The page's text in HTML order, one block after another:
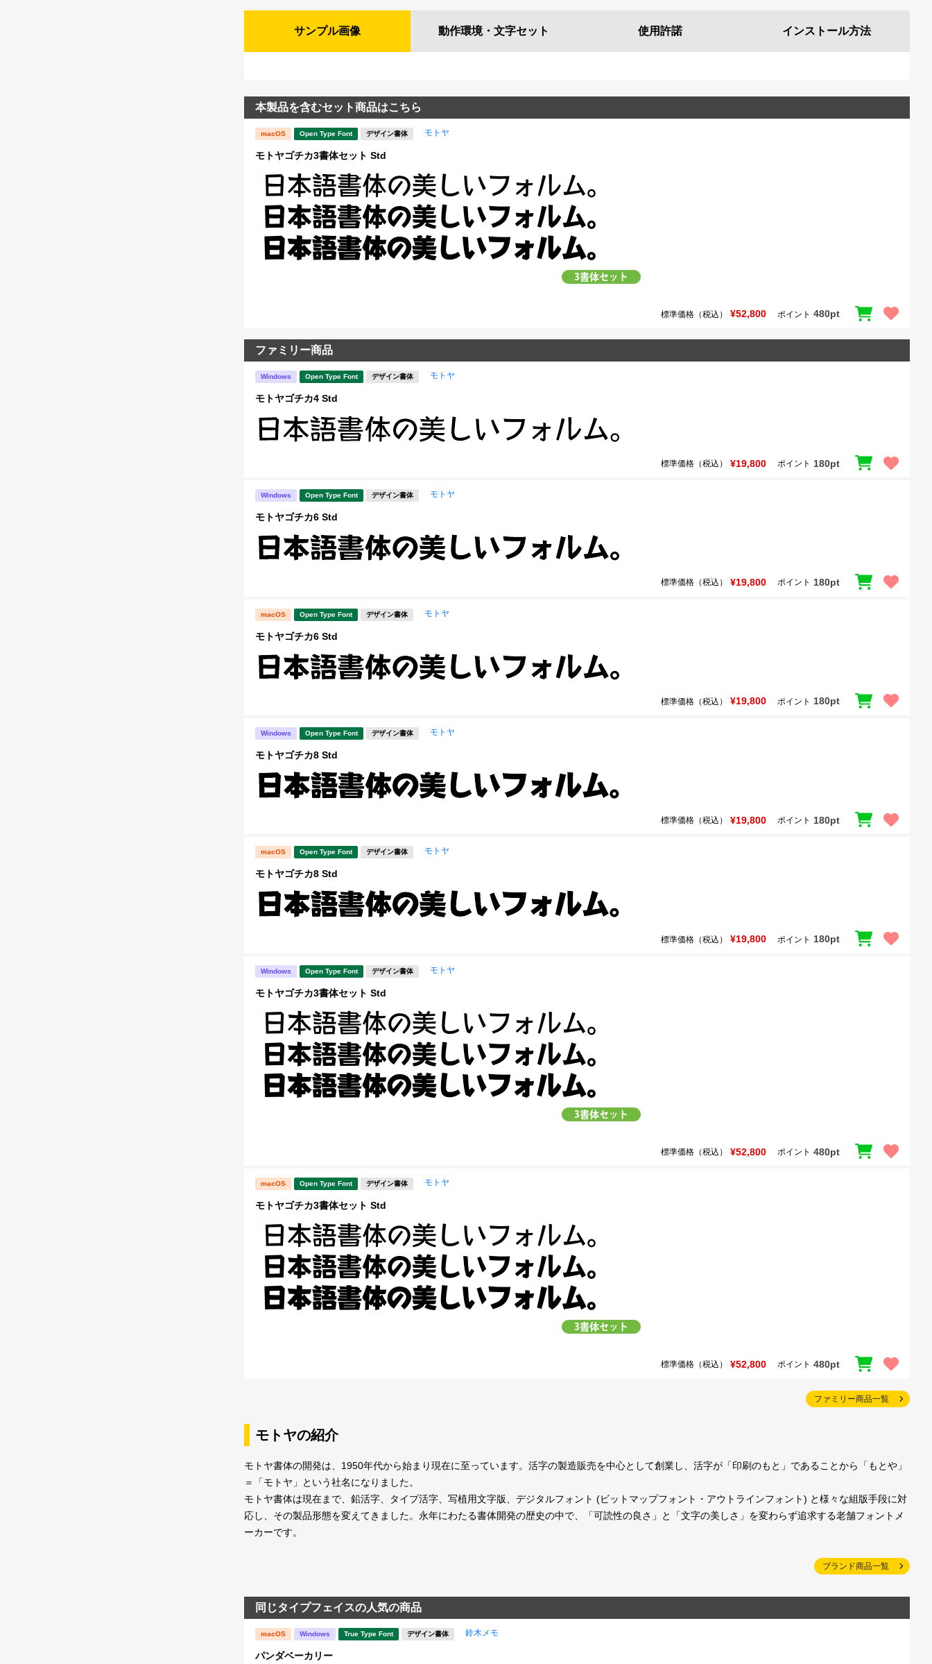
サンプル画像 動作環境・ 文字セット 使用許諾 インストール方法
本製品を含むセット商品はこちら
macOS Open Type Font デザイン書体 モトヤ
モトヤゴチカ3書体セット Std
標準価格（税込） ¥52,800 ポイント 480pt
ファミリー商品
Windows Open Type Font デザイン書体 モトヤ
モトヤゴチカ4 Std
標準価格（税込） ¥19,800 ポイント 180pt
Windows Open Type Font デザイン書体 モトヤ
モトヤゴチカ6 Std
標準価格（税込） ¥19,800 ポイント 180pt
macOS Open Type Font デザイン書体 モトヤ
モトヤゴチカ6 Std
標準価格（税込） ¥19,800 ポイント 180pt
Windows Open Type Font デザイン書体 モトヤ
モトヤゴチカ8 Std
標準価格（税込） ¥19,800 ポイント 180pt
macOS Open Type Font デザイン書体 モトヤ
モトヤゴチカ8 Std
標準価格（税込） ¥19,800 ポイント 180pt
Windows Open Type Font デザイン書体 モトヤ
モトヤゴチカ3書体セット Std
標準価格（税込） ¥52,800 ポイント 480pt
macOS Open Type Font デザイン書体 モトヤ
モトヤゴチカ3書体セット Std
標準価格（税込） ¥52,800 ポイント 480pt
ファミリー商品一覧
モトヤの紹介
モトヤ書体の開発は、1950年代から始まり現在に至っています。活字の製造販売を中心として創業し、活字が「印刷のもと」であることから「もとや」
＝「モトヤ」という社名になりました。
モトヤ書体は現在まで、鉛活字、タイプ活字、写植用文字版、デジタルフォント (ビットマップフォント・アウトラインフォント) と様々な組版手段に対
応し、その製品形態を変えてきました。永年にわたる書体開発の歴史の中で、「可読性の良さ」と「文字の美しさ」を変わらず追求する老舗フォントメ
ーカーです。
ブランド商品一覧
同じタイプフェイスの人気の商品
macOS Windows True Type Font デザイン書体 鈴木メモ
パンダベーカリー